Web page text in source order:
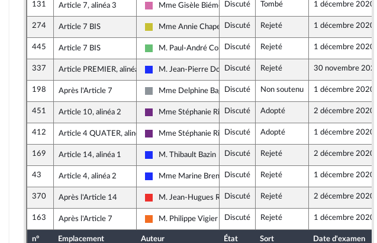
131 Article 7, alinéa 3
Socialistes et apparentés
Mme Gisèle BiémouretDiscuté Tombé 1 décembre 2020
274 Article 7 BIS
Agir ensemble
Mme Annie ChapelierDiscuté Rejeté 1 décembre 2020
445 Article 7 BIS
Libertés et Territoires
M. Paul-André Colombani
Discuté Rejeté 1 décembre 2020
337 Article PREMIER, alinéa 1
Les Républicains
M. Jean-Pierre DoorDiscuté Rejeté 30 novembre 2020
198 Après l'Article 7
Non inscrit
Mme Delphine BagarryDiscuté Non soutenu 1 décembre 2020
451 Article 10, alinéa 2
La République en Marche
Mme Stéphanie RistDiscuté Adopté 2 décembre 2020
412 Article 4 QUATER, alinéa 2
La République en Marche
Mme Stéphanie RistDiscuté Adopté 1 décembre 2020
169 Article 14, alinéa 1
Les Républicains
M. Thibault Bazin Discuté Rejeté 2 décembre 2020
43 Article 4, alinéa 2
Les Républicains
Mme Marine BrenierDiscuté Rejeté 1 décembre 2020
370 Après l'Article 14
La France insoumise
M. Jean-Hugues Ratenon
Discuté Rejeté 2 décembre 2020
163 Après l'Article 7
Mouvement Démocrate (MoDem) et Démocrates apparentés
M. Philippe Vigier Discuté Rejeté 1 décembre 2020
n° Emplacement Auteur État Sort Date d'examen